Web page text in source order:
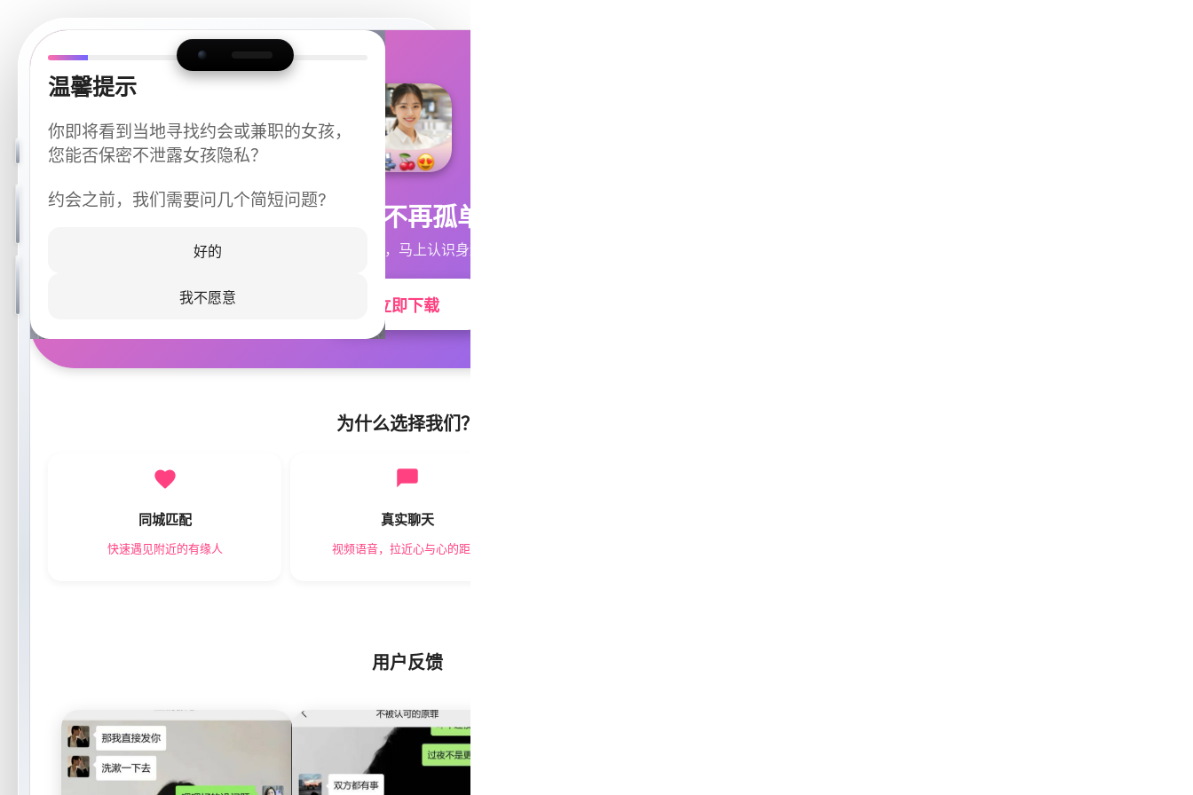
温馨提示
你即将看到当地寻找约会或兼职的女孩，
您能否保密不泄露女孩隐私？
约会之前，我们需要问几个简短问题?
好的
我不愿意
今晚不再孤单
同城快速匹配，马上认识身边的TA
立即下载
为什么选择我们？
同城匹配
快速遇见附近的有缘人
真实聊天
视频语音，拉近心与心的距离
用户反馈